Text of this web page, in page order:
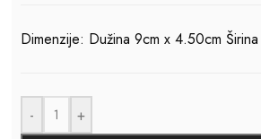
Dimenzije: Dužina 9cm x 4.50cm Širina
- +